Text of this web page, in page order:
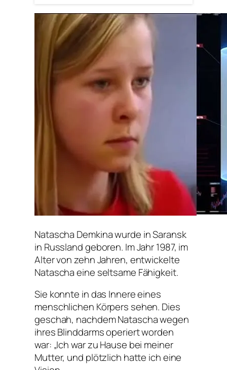
Natascha Demkina wurde in Saransk
in Russland geboren. Im Jahr 1987, im
Alter von zehn Jahren, entwickelte
Natascha eine seltsame Fähigkeit.
Sie konnte in das Innere eines
menschlichen Körpers sehen. Dies
geschah, nachdem Natascha wegen
ihres Blinddarms operiert worden
war: „Ich war zu Hause bei meiner
Mutter, und plötzlich hatte ich eine